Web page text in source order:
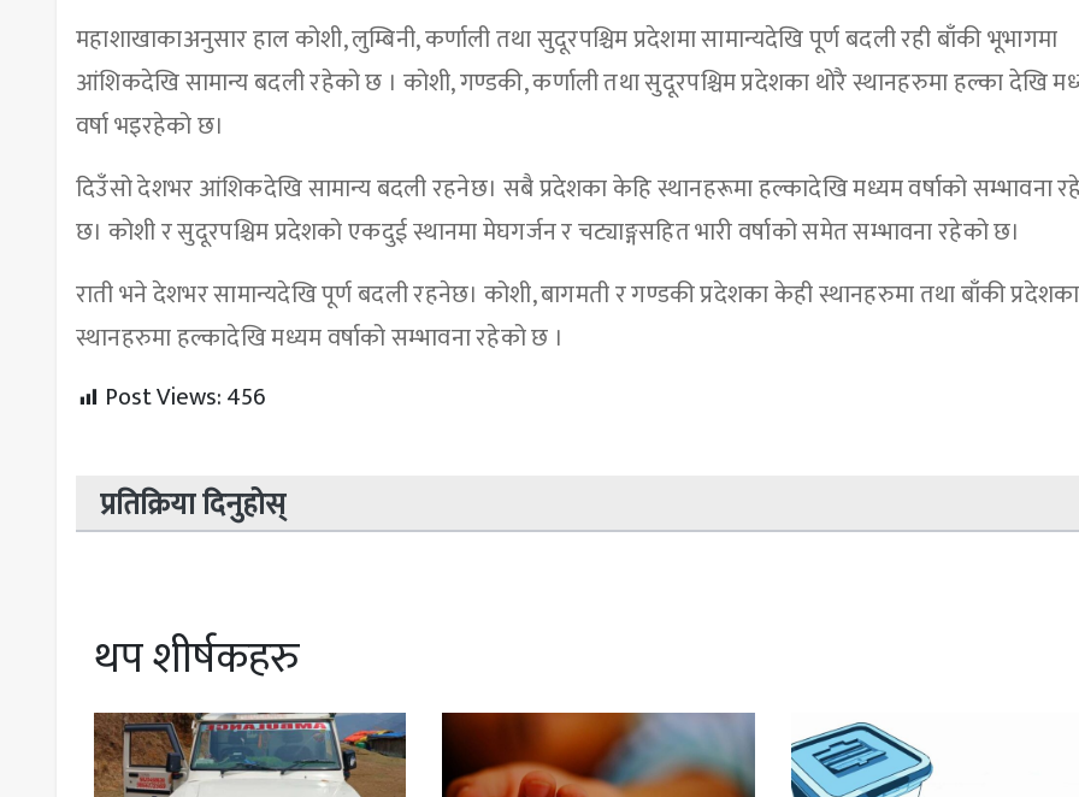
महाशाखाकाअनुसार हाल कोशी, लुम्बिनी, कर्णाली तथा सुदूरपश्चिम प्रदेशमा सामान्यदेखि पूर्ण बदली रही बाँकी भूभागमा
आंशिकदेखि सामान्य बदली रहेको छ । कोशी, गण्डकी, कर्णाली तथा सुदूरपश्चिम प्रदेशका ‍थोरै स्थानहरुमा हल्का देखि
वर्षा भइरहेको छ।
दिउँसो देशभर आंशिकदेखि सामान्य बदली रहनेछ। सबै प्रदेशका केहि स्थानहरूमा हल्कादेखि मध्यम वर्षाको सम्भावना
छ। कोशी र सुदूरपश्चिम प्रदेशको एकदुई स्थानमा मेघगर्जन र चट्याङ्गसहित भारी वर्षाको समेत सम्भावना रहेको छ।
राती भने देशभर सामान्यदेखि पूर्ण बदली रहनेछ। कोशी, बागमती र गण्डकी प्रदेशका केही स्थानहरुमा तथा बाँकी
स्थानहरुमा हल्कादेखि मध्यम वर्षाको सम्भावना रहेको छ ।
Post Views:456
प्रतिक्रिया दिनुहोस्
थप शीर्षकहरु